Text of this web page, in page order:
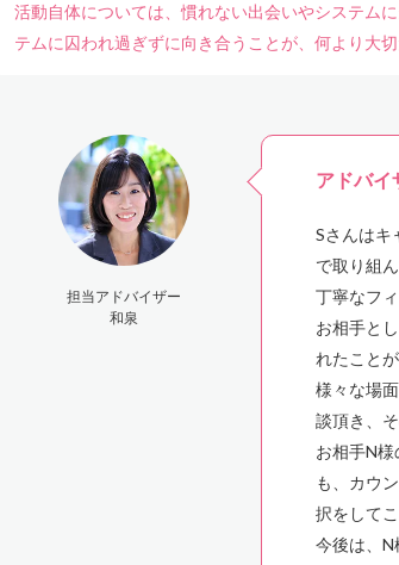
活動自体については、慣れない出会いやシステム
テムに囚われ過ぎずに向き合うことが、何より大切
担当アドバイザー
和泉
アドバイ
Sさんはキ
で取り組
丁寧なフ
お相手と
れたこと
様々な場
談頂き、
お相手N
も、カウ
択をして
今後は、N